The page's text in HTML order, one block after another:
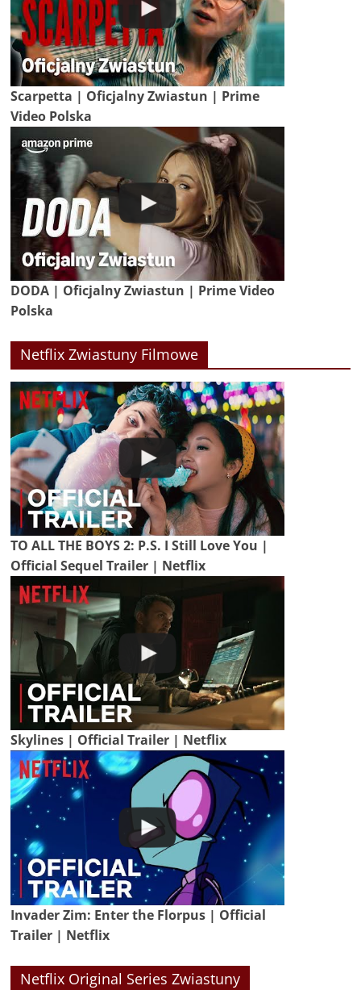
Scarpetta | Oficjalny Zwiastun | Prime
Video Polska
DODA | Oficjalny Zwiastun | Prime Video
Polska
Netflix Zwiastuny Filmowe
TO ALL THE BOYS 2: P.S. I Still Love You |
Official Sequel Trailer | Netflix
Skylines | Official Trailer | Netflix
Invader Zim: Enter the Florpus | Official
Trailer | Netflix
Netflix Original Series Zwiastuny